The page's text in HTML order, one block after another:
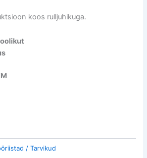
koos rulljuhikuga.
/ Tarvikud